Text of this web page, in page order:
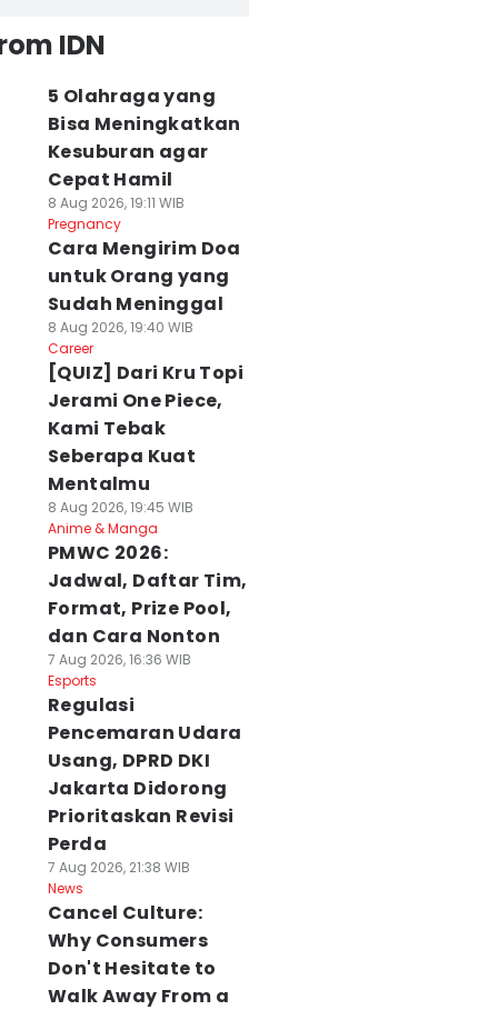
IDN
5 Olahraga yang
Bisa Meningkatkan
Kesuburan agar
Cepat Hamil
8 Aug 2026, 19:11 WIB
Pregnancy
Cara Mengirim Doa
untuk Orang yang
Sudah Meninggal
8 Aug 2026, 19:40 WIB
Career
[QUIZ] Dari Kru Topi
Jerami One Piece,
Kami Tebak
Seberapa Kuat
Mentalmu
8 Aug 2026, 19:45 WIB
Anime & Manga
PMWC 2026:
Jadwal, Daftar Tim,
Format, Prize Pool,
dan Cara Nonton
7 Aug 2026, 16:36 WIB
Esports
Regulasi
Pencemaran Udara
Usang, DPRD DKI
Jakarta Didorong
Prioritaskan Revisi
Perda
7 Aug 2026, 21:38 WIB
News
Cancel Culture:
Why Consumers
Don't Hesitate to
Walk Away From a